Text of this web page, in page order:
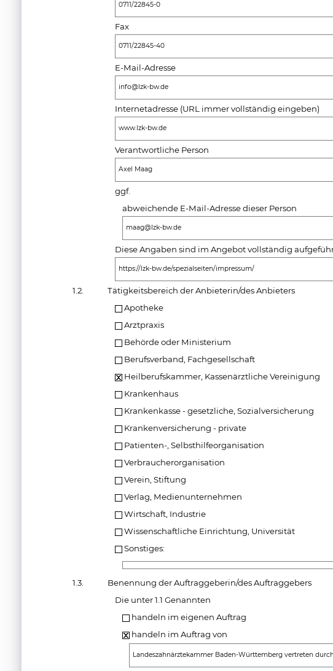
0711/22845-0
Fax
0711/22845-40
E-Mail-Adresse
info@lzk-bw.de
Internetadresse (URL immer vollständig eingeben)
www.lzk-bw.de
Verantwortliche Person
Axel Maag
ggf.
abweichende E-Mail-Adresse dieser Person
maag@lzk-bw.de
Diese Angaben sind im Angebot vollständig
https://lzk-bw.de/spezialseiten/impressum/
1.2.
Tätigkeitsbereich der Anbieterin/des Anbieters
Apotheke
Arztpraxis
Behörde oder Ministerium
Berufsverband, Fachgesellschaft
Heilberufskammer, Kassenärztliche Vereinigung
Krankenhaus
Krankenkasse - gesetzliche, Sozialversicherung
Krankenversicherung - private
Patienten-, Selbsthilfeorganisation
Verbraucherorganisation
Verein, Stiftung
Verlag, Medienunternehmen
Wirtschaft, Industrie
Wissenschaftliche Einrichtung, Universität
Sonstiges:
1.3.
Benennung der Auftraggeberin/des Auftraggebers
Die unter 1.1 Genannten
handeln im eigenen Auftrag
handeln im Auftrag von
Landeszahnärztekammer Baden-Württemberg vertreten